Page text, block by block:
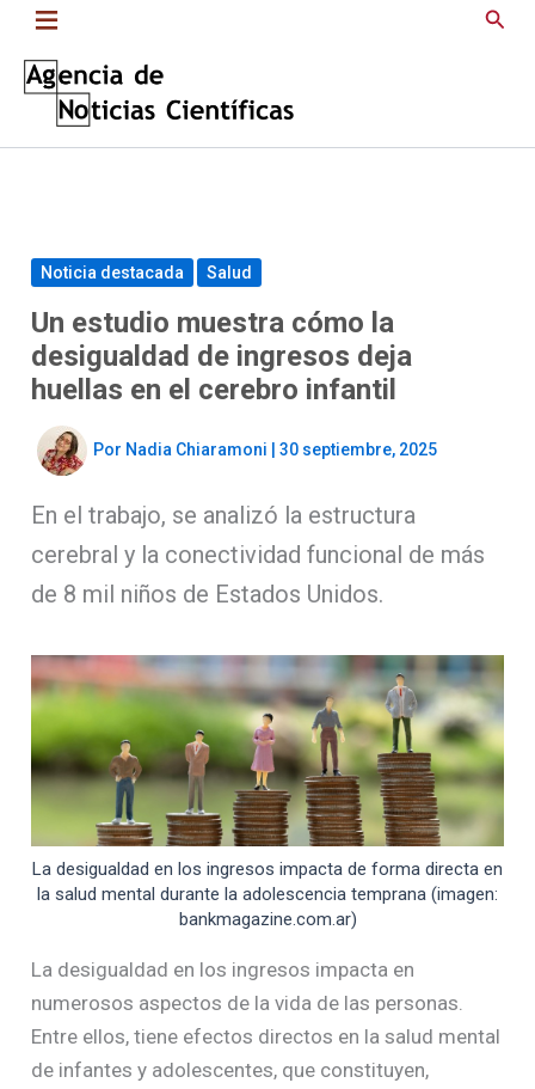
Saltar
contenido
Noticia destacada Salud
Un estudio muestra cómo la
desigualdad de ingresos deja
huellas en el cerebro infantil
Por Nadia Chiaramoni |30 septiembre, 2025
En el trabajo, se analizó la estructura
cerebral y la conectividad funcional de más
de 8 mil niños de Estados Unidos.
La desigualdad en los ingresos impacta de forma directa en
la salud mental durante la adolescencia temprana (imagen:
bankmagazine.com.ar)
La desigualdad en los ingresos impacta en
numerosos aspectos de la vida de las personas.
Entre ellos, tiene efectos directos en la salud mental
de infantes y adolescentes, que constituyen,